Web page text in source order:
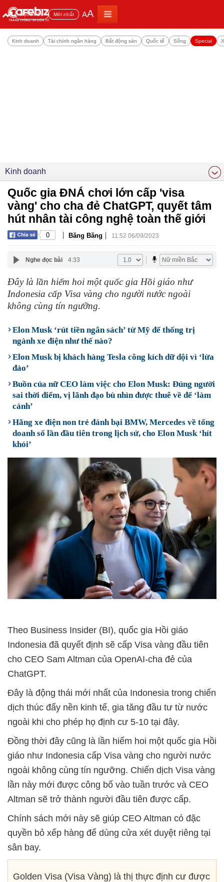
Đọc nhiều Mới nhất AA
Kinh doanh Tài chính ngân hàng Bất động sản Quốc tế Sống Special
Kinh doanh
Quốc gia ĐNÁ chơi lớn cấp 'visa
vàng' cho cha đẻ ChatGPT, quyết tâm
hút nhân tài công nghệ toàn thế giới
0 | Băng Băng | 11:52 06/09/2023
Nghe đọc bài 4:33
Đây là lần hiếm hoi một quốc gia Hồi giáo như
Indonesia cấp Visa vàng cho người nước ngoài
không cùng tín ngưỡng.
Elon Musk ‘rút tiền ngân sách’ từ Mỹ để thống trị
ngành xe điện như thế nào?
Elon Musk bị khách hàng Tesla công kích dữ dội vì ‘lừa
đảo’
Buồn của nữ CEO làm việc cho Elon Musk: Đúng người
sai thời điểm, vị lãnh đạo bù nhìn được thuê về để ‘làm
cảnh’
Hãng xe điện non trẻ đánh bại BMW, Mercedes về tổng
doanh số lần đầu tiên trong lịch sử, cho Elon Musk ‘hít
khói’
Theo Business Insider (BI), quốc gia Hồi giáo
Indonesia đã quyết định sẽ cấp Visa vàng đầu tiên
cho CEO Sam Altman của OpenAI-cha đẻ của
ChatGPT.
Đây là động thái mới nhất của Indonesia trong chiến
dịch thúc đẩy nền kinh tế, gia tăng đầu tư từ nước
ngoài khi cho phép họ định cư 5-10 tại đây.
Đồng thời đây cũng là lần hiếm hoi một quốc gia Hồi
giáo như Indonesia cấp Visa vàng cho người nước
ngoài không cùng tín ngưỡng. Chiến dịch Visa vàng
lần này mới được công bố vào tuần trước và CEO
Altman sẽ trở thành người đầu tiên được cấp.
Chính sách mới này sẽ giúp CEO Altman có đặc
quyền bỏ xếp hàng để dùng cửa xét duyệt riêng tại
sân bay.
Golden Visa (Visa Vàng) là thị thực định cư được